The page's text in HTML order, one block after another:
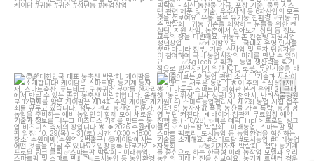
대한민국 대표 농축산 박람회, 케이팜을 소
개합니다!
케이팜은 ...
23 10
[훑어보는
농업 관련 소식 : "기술과 사람이
만드는 새로운 농업"]
...
13 5